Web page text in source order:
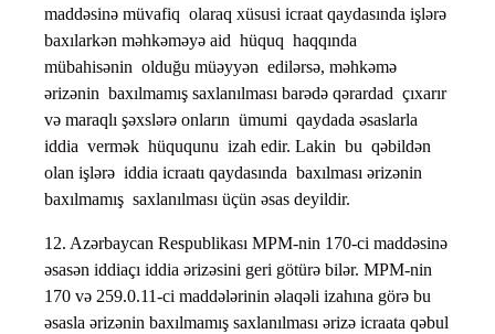
maddəsinə müvafiq olaraq xüsusi icraat qaydasında işlərə
baxılarkən məhkəməyə aid hüquq haqqında
mübahisənin olduğu müəyyən edilərsə, məhkəmə
ərizənin baxılmamış saxlanılması barədə qərardad çıxarır
və maraqlı şəxslərə onların ümumi qaydada əsaslarla
iddia vermək hüququnu izah edir. Lakin bu qəbildən
olan işlərə iddia icraatı qaydasında baxılması ərizənin
baxılmamış saxlanılması üçün əsas deyildir.
12. Azərbaycan Respublikası MPM-nin 170-ci maddəsinə
əsasən iddiaçı iddia ərizəsini geri götürə bilər. MPM-nin
170 və 259.0.11-ci maddələrinin əlaqəli izahına görə bu
əsasla ərizənin baxılmamış saxlanılması ərizə icraata qəbul